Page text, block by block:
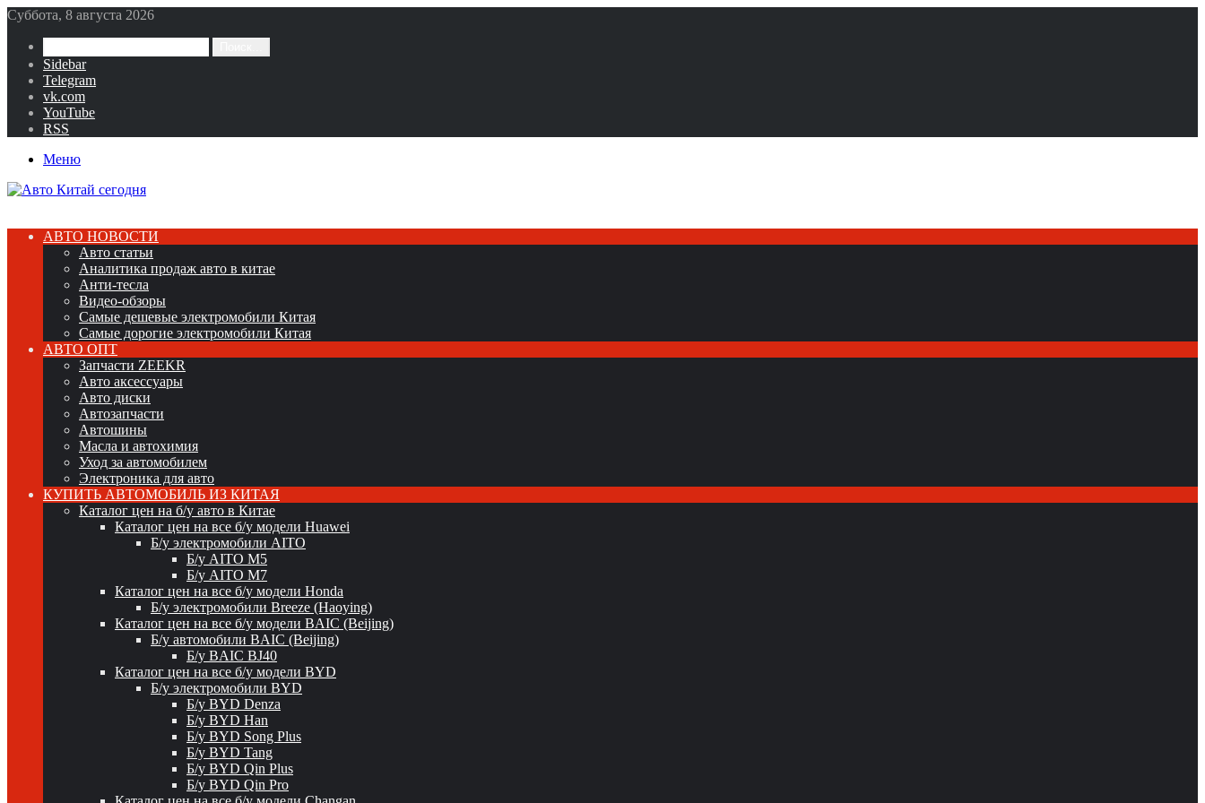
Суббота, 8 августа 2026
Sidebar
Telegram
vk.com
YouTube
RSS
Меню
АВТО НОВОСТИ
Авто статьи
Аналитика продаж авто в китае
Анти-тесла
Видео-обзоры
Самые дешевые электромобили Китая
Самые дорогие электромобили Китая
АВТО ОПТ
Запчасти ZEEKR
Авто аксессуары
Авто диски
Автозапчасти
Автошины
Масла и автохимия
Уход за автомобилем
Электроника для авто
КУПИТЬ АВТОМОБИЛЬ ИЗ КИТАЯ
Каталог цен на б/у авто в Китае
Каталог цен на все б/у модели Huawei
Б/у электромобили AITO
Б/у AITO M5
Б/у AITO M7
Каталог цен на все б/у модели Honda
Б/у электромобили Breeze (Haoying)
Каталог цен на все б/у модели BAIC (Beijing)
Б/у автомобили BAIC (Beijing)
Б/у BAIC BJ40
Каталог цен на все б/у модели BYD
Б/у электромобили BYD
Б/у BYD Denza
Б/у BYD Han
Б/у BYD Song Plus
Б/у BYD Tang
Б/у BYD Qin Plus
Б/у BYD Qin Pro